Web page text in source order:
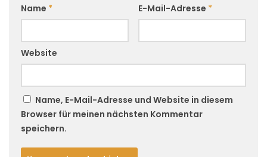
Name * E-Mail-Adresse *
Website
Name, E-Mail-Adresse und Website in diesem
Browser für meinen nächsten Kommentar
speichern.